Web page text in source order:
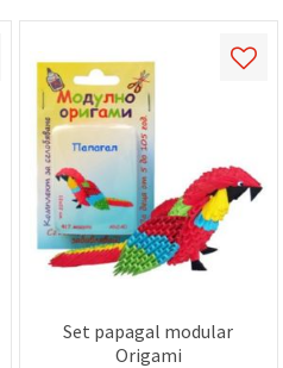
Set papagal modular
Origami